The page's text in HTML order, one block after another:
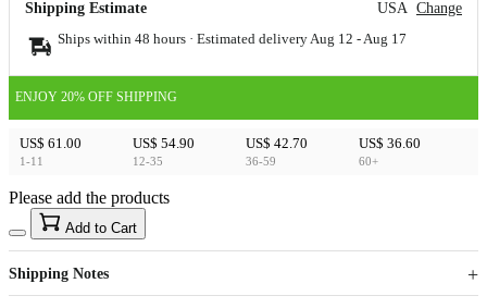
Shipping Estimate USA Change
Ships within 48 hours · Estimated delivery Aug 12 - Aug 17
ENJOY 20% OFF SHIPPING
US$ 61.00
1-11
US$ 54.90
12-35
US$ 42.70
36-59
US$ 36.60
60+
US$40
Sign up to your membership to get coupons up to
15%
Opportunity to enjoy order discount up to 15% off
Please add the products
Add to Cart
Shipping Notes